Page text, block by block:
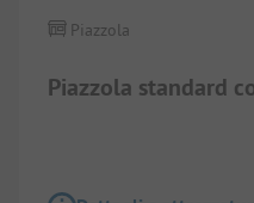
Piazzola standard
Piazzola